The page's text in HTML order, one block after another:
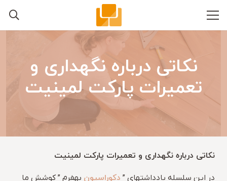
نکاتی درباره نگهداری و
تعمیرات پارکت لمینیت
نکاتی درباره نگهداری و تعمیرات پارکت لمینیت
در این سلسله یادداشتهای ” دکوراسیون بهفرم ” کوشش ما